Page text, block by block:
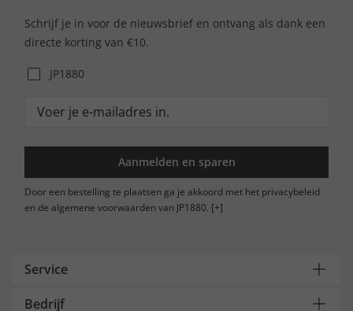
Schrijf je in voor de nieuwsbrief en ontvang als dank een
directe korting van €10.
JP1880
Aanmelden en sparen
Door een bestelling te plaatsen ga je akkoord met het privacybeleid
en de algemene voorwaarden van JP1880. [+]
Service
Bedrijf